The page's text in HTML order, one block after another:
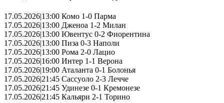
17.05.2026|13:00 Комо 1-0 Парма
17.05.2026|13:00 Дженоа 1-2 Милан
17.05.2026|13:00 Ювентус 0-2 Фиорентина
17.05.2026|13:00 Пиза 0-3 Наполи
17.05.2026|13:00 Рома 2-0 Лацио
17.05.2026|16:00 Интер 1-1 Верона
17.05.2026|19:00 Аталанта 0-1 Болонья
17.05.2026|21:45 Сассуоло 2-3 Лечче
17.05.2026|21:45 Удинезе 0-1 Кремонезе
17.05.2026|21:45 Кальяри 2-1 Торино